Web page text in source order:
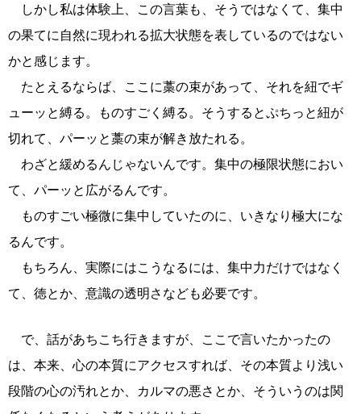
しかし私は体験上、この言葉も、そうではなくて、集中
の果てに自然に現われる拡大状態を表しているのではない
かと感じます。
たとえるならば、ここに藁の束があって、それを紐でギ
ューッと縛る。ものすごく縛る。そうするとぷちっと紐が
切れて、パーッと藁の束が解き放たれる。
わざと緩めるんじゃないんです。集中の極限状態におい
て、パーッと広がるんです。
ものすごい極微に集中していたのに、いきなり極大にな
るんです。
もちろん、実際にはこうなるには、集中力だけではなく
て、徳とか、意識の透明さなども必要です。
で、話があちこち行きますが、ここで言いたかったの
は、本来、心の本質にアクセスすれば、その本質より浅い
段階の心の汚れとか、カルマの悪さとか、そういうのは関